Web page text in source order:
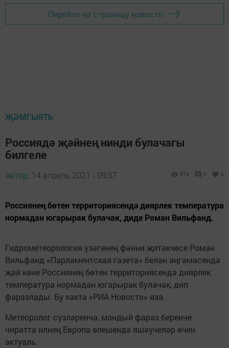
Перейти на страницу новости
ҖӘМГЫЯТЬ
Россиядә җәйнең нинди булачагы
билгеле
автор, 14 апрель 2021 - 09:57 874 0 0
Россиянең бөтен территориясендә диярлек температура
нормадан югарырак булачак, диде Роман Вильфанд.
Гидрометеорология үзәгенең фәнни җитәкчесе Роман
Вильфанд «Парламентская газета» белән әңгәмәсендә
җәй көне Россиянең бөтен территориясендә диярлек
температура нормадан югарырак булачак, дип
фаразлады. Бу хакта «РИА Новости» яза.
Метеоролог сүзләренчә, мондый фараз беренче
чиратта илнең Европа өлешендә яшәүчеләр өчен
актуаль.